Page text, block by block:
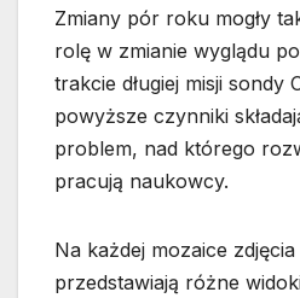
Zmiany pór roku mogły
rolę w zmianie wyglądu
trakcie długiej misji sondy
powyższe czynniki
problem, nad którego
pracują naukowcy.
Na każdej mozaice
przedstawiają różne